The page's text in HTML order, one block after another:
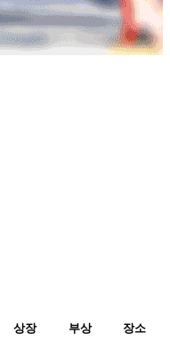
상장 부상 장소